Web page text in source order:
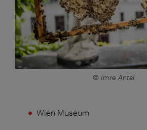
© Imre Antal
Wien Museum